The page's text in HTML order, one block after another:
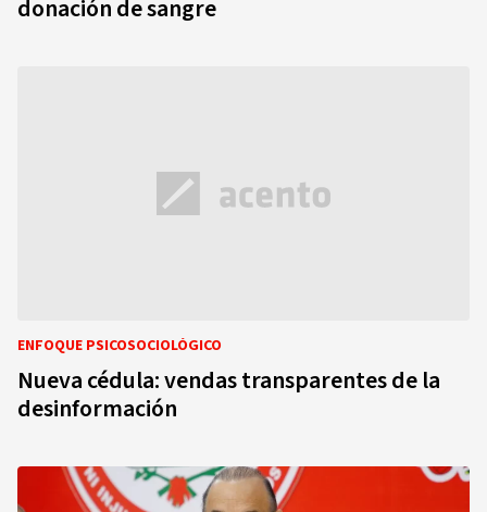
donación de sangre
ENFOQUE PSICOSOCIOLÓGICO
Nueva cédula: vendas transparentes de la
desinformación